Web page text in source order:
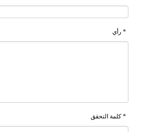
* رأي
* كلمة التحقق